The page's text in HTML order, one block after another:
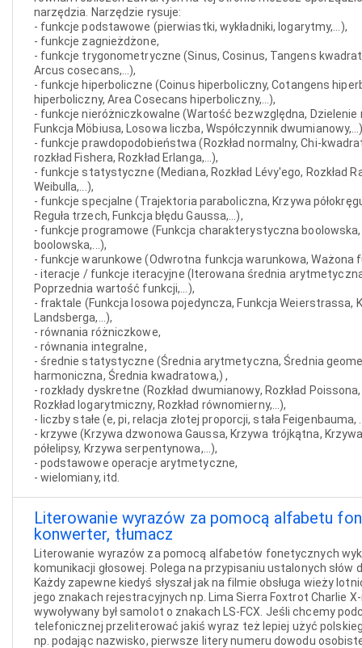
narzędzia. Narzędzie rysuje:
- funkcje podstawowe (pierwiastki, wykładniki, logarytmy,...),
- funkcje zagnieżdżone,
- funkcje trygonometryczne (Sinus, Cosinus, Tangens
Arcus cosecans,...),
- funkcje hiperboliczne (Coinus hiperboliczny, Cotangens
hiperboliczny, Area Cosecans hiperboliczny,...),
- funkcje nieróżniczkowalne (Wartość bezwzględna, Dzielenie
Funkcja Möbiusa, Losowa liczba, Współczynnik
- funkcje prawdopodobieństwa (Rozkład normalny, Chi-
rozkład Fishera, Rozkład Erlanga,...),
- funkcje statystyczne (Mediana, Rozkład Lévy'ego, Rozkład
Weibulla,...),
- funkcje specjalne (Trajektoria paraboliczna, Krzywa
Reguła trzech, Funkcja błędu Gaussa,...),
- funkcje programowe (Funkcja charakterystyczna
boolowska,...),
- funkcje warunkowe (Odwrotna funkcja warunkowa, Ważona
- iteracje / funkcje iteracyjne (Iterowana średnia
Poprzednia wartość funkcji,...),
- fraktale (Funkcja losowa pojedyncza, Funkcja Weierstrassa,
Landsberga,...),
- równania różniczkowe,
- równania integralne,
- średnie statystyczne (Średnia arytmetyczna, Średnia
harmoniczna, Średnia kwadratowa,) ,
- rozkłady dyskretne (Rozkład dwumianowy, Rozkład
Rozkład logarytmiczny, Rozkład równomierny,...),
- liczby stałe (e, pi, relacja złotej proporcji, stała Feigenbauma,
- krzywe (Krzywa dzwonowa Gaussa, Krzywa trójkątna,
półelipsy, Krzywa serpentynowa,...),
- podstawowe operacje arytmetyczne,
- wielomiany, itd.
Literowanie wyrazów za pomocą alfabetu
konwerter, tłumacz
Literowanie wyrazów za pomocą alfabetów fonetycznych
komunikacji głosowej. Polega na przypisaniu ustalonych
Każdy zapewne kiedyś słyszał jak na filmie obsługa wieży
jego znakach rejestracyjnych np. Lima Sierra Foxtrot Charlie
wywoływany był samolot o znakach LS-FCX. Jeśli chcemy
telefonicznej przeliterować jakiś wyraz też lepiej użyć
np. podając nazwisko, pierwsze litery numeru dowodu